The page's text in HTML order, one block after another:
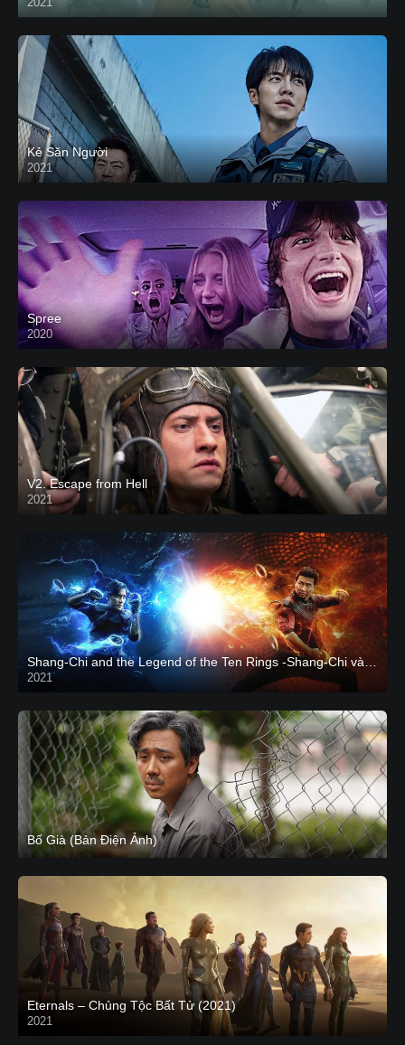
HD VIETSUB
Kẻ Săn Người
2021
Spree
2020
V2. Escape from Hell
2021
2021
CAM
Bố Già (Bản Điện Ảnh)
Eternals – Chủng Tộc Bất Tử (2021)
2021
Trailer